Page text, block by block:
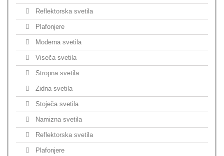
Reflektorska svetila
Plafonjere
Moderna svetila
Viseča svetila
Stropna svetila
Zidna svetila
Stoječa svetila
Namizna svetila
Reflektorska svetila
Plafonjere